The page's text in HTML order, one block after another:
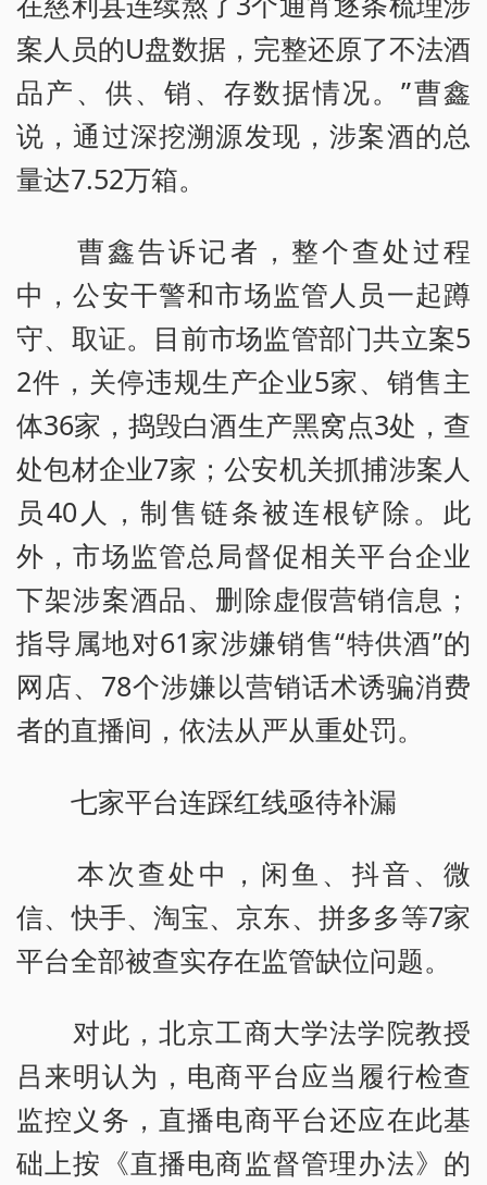
案人员的U盘数据，完整还原了不法酒
品产、供、销、存数据情况。”曹鑫
说，通过深挖溯源发现，涉案酒的总
量达7.52万箱。
曹鑫告诉记者，整个查处过程
中，公安干警和市场监管人员一起蹲
守、取证。目前市场监管部门共立案5
2件，关停违规生产企业5家、销售主
体36家，捣毁白酒生产黑窝点3处，查
处包材企业7家；公安机关抓捕涉案人
员40人，制售链条被连根铲除。此
外，市场监管总局督促相关平台企业
下架涉案酒品、删除虚假营销信息；
指导属地对61家涉嫌销售“特供酒”的
网店、78个涉嫌以营销话术诱骗消费
者的直播间，依法从严从重处罚。
七家平台连踩红线亟待补漏
本次查处中，闲鱼、抖音、微
信、快手、淘宝、京东、拼多多等7家
平台全部被查实存在监管缺位问题。
对此，北京工商大学法学院教授
吕来明认为，电商平台应当履行检查
监控义务，直播电商平台还应在此基
础上按《直播电商监督管理办法》的